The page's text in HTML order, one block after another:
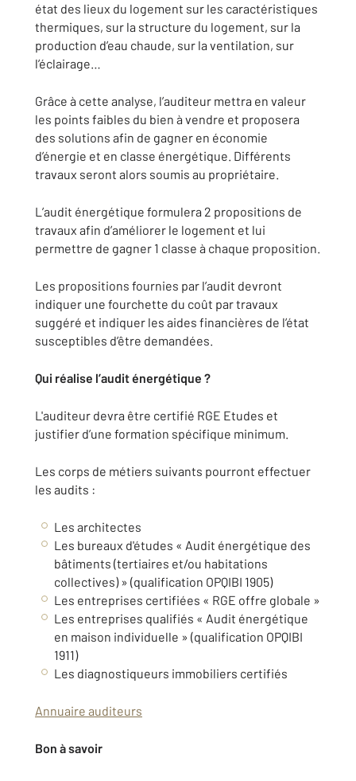
état des lieux du logement sur les caractéristiques
thermiques, sur la structure du logement, sur la
production d’eau chaude, sur la ventilation, sur
l’éclairage…
Grâce à cette analyse, l’auditeur mettra en valeur
les points faibles du bien à vendre et proposera
des solutions afin de gagner en économie
d’énergie et en classe énergétique. Différents
travaux seront alors soumis au propriétaire.
L’audit énergétique formulera 2 propositions de
travaux afin d’améliorer le logement et lui
permettre de gagner 1 classe à chaque proposition.
Les propositions fournies par l’audit devront
indiquer une fourchette du coût par travaux
suggéré et indiquer les aides financières de l’état
susceptibles d’être demandées.
Qui réalise l’audit énergétique ?
L'auditeur devra être certifié RGE Etudes et
justifier d’une formation spécifique minimum.
Les corps de métiers suivants pourront effectuer
les audits :
Les architectes
Les bureaux d'études « Audit énergétique des
bâtiments (tertiaires et/ou habitations
collectives) » (qualification OPQIBI 1905)
Les entreprises certifiées « RGE offre globale »
Les entreprises qualifiés « Audit énergétique
en maison individuelle » (qualification OPQIBI
1911)
Les diagnostiqueurs immobiliers certifiés
Annuaire auditeurs
Bon à savoir